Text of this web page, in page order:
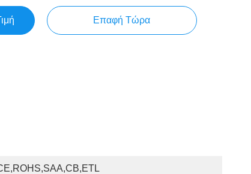
Επαφή Τώρα